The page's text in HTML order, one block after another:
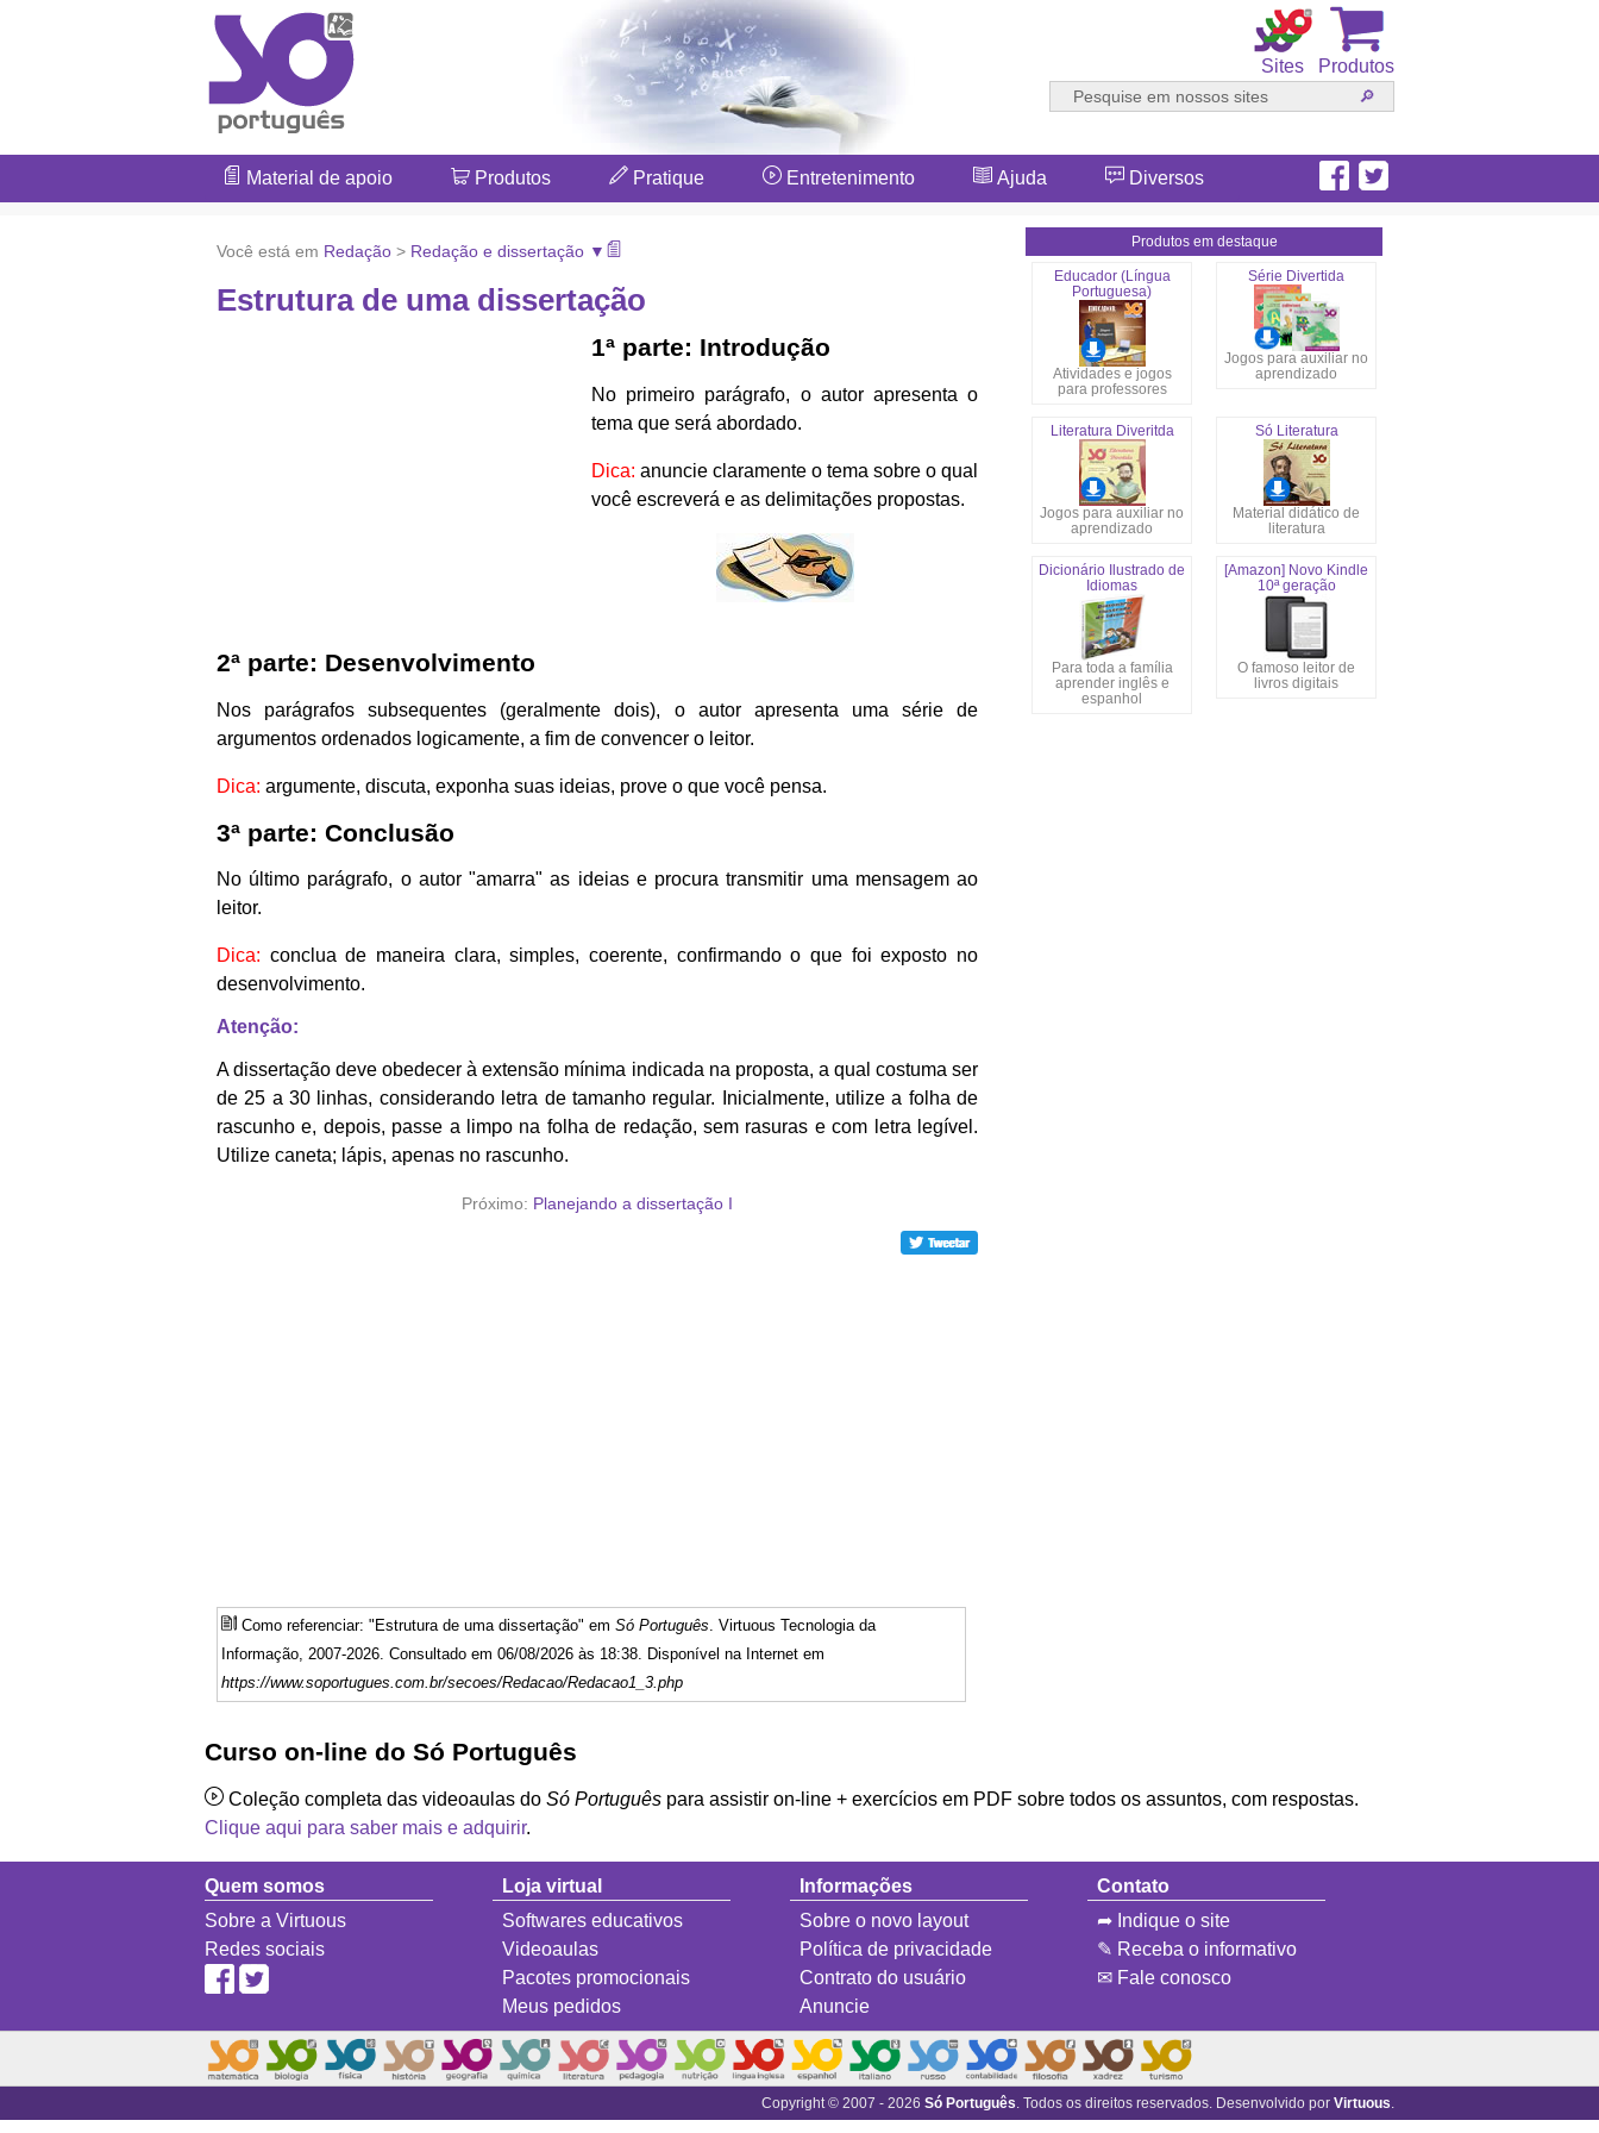
Produtos
Sites
Material de apoio Produtos Pratique Entretenimento Ajuda Diversos
Você está em Redação > Redação e dissertação ▼
Estrutura de uma dissertação
1ª parte: Introdução
No primeiro parágrafo, o autor apresenta o
tema que será abordado.
Dica: anuncie claramente o tema sobre o qual
você escreverá e as delimitações propostas.
2ª parte: Desenvolvimento
Nos parágrafos subsequentes (geralmente dois), o autor apresenta uma série de
argumentos ordenados logicamente, a fim de convencer o leitor.
Dica: argumente, discuta, exponha suas ideias, prove o que você pensa.
3ª parte: Conclusão
No último parágrafo, o autor "amarra" as ideias e procura transmitir uma mensagem ao
leitor.
Dica: conclua de maneira clara, simples, coerente, confirmando o que foi exposto no
desenvolvimento.
Atenção:
A dissertação deve obedecer à extensão mínima indicada na proposta, a qual costuma ser
de 25 a 30 linhas, considerando letra de tamanho regular. Inicialmente, utilize a folha de
rascunho e, depois, passe a limpo na folha de redação, sem rasuras e com letra legível.
Utilize caneta; lápis, apenas no rascunho.
Próximo: Planejando a dissertação I
Como referenciar: "Estrutura de uma dissertação" em Só Português. Virtuous Tecnologia da
Informação, 2007-2026. Consultado em 06/08/2026 às 18:38. Disponível na Internet em
https://www.soportugues.com.br/secoes/Redacao/Redacao1_3.php
Produtos em destaque
Educador (Língua
Portuguesa)
Atividades e jogos
para professores
Série Divertida
Jogos para auxiliar no
aprendizado
Literatura Diveritda
Jogos para auxiliar no
aprendizado
Só Literatura
Material didático de
literatura
Dicionário Ilustrado de
Idiomas
Para toda a família
aprender inglês e
espanhol
[Amazon] Novo Kindle
10ª geração
O famoso leitor de
livros digitais
Curso on-line do Só Português
Coleção completa das videoaulas do Só Português para assistir on-line + exercícios em PDF sobre todos os assuntos, com respostas.
Clique aqui para saber mais e adquirir.
Quem somos
Sobre a Virtuous
Redes sociais
Loja virtual
Softwares educativos
Videoaulas
Pacotes promocionais
Meus pedidos
Informações
Sobre o novo layout
Política de privacidade
Contrato do usuário
Anuncie
Contato
➦ Indique o site
✎ Receba o informativo
✉ Fale conosco
Copyright © 2007 - 2026 Só Português . Todos os direitos reservados. Desenvolvido por Virtuous